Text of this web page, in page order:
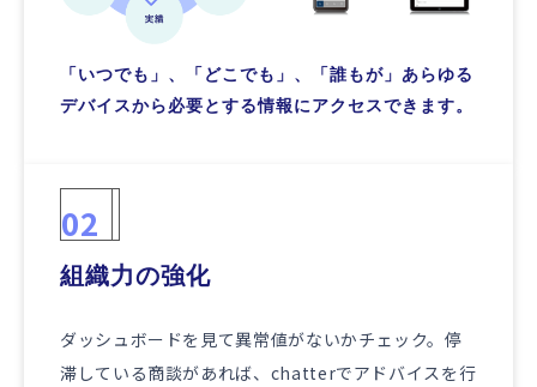
「いつでも」、「どこでも」、「誰もが」あらゆる
デバイスから必要とする情報にアクセスできます。
02
組織力の強化
ダッシュボードを見て異常値がないかチェック。停
滞している商談があれば、chatterでアドバイスを行